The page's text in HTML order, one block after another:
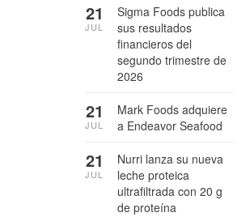
Sigma Foods publica
sus resultados
financieros del
segundo trimestre de
2026
21
JUL
Mark Foods adquiere
a Endeavor Seafood
21
JUL
Nurri lanza su nueva
leche proteica
ultrafiltrada con 20 g
de proteína
21
JUL